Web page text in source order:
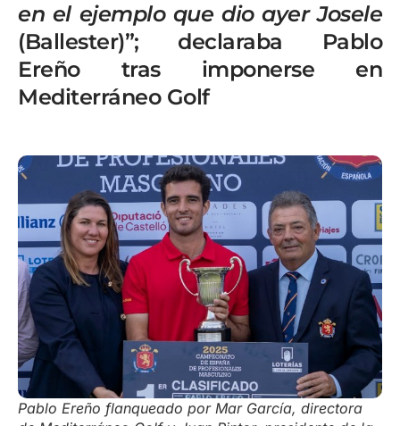
en el ejemplo que dio ayer Josele
(Ballester)”; declaraba Pablo
Ereño tras imponerse en
Mediterráneo Golf
Pablo Ereño flanqueado por Mar García, directora